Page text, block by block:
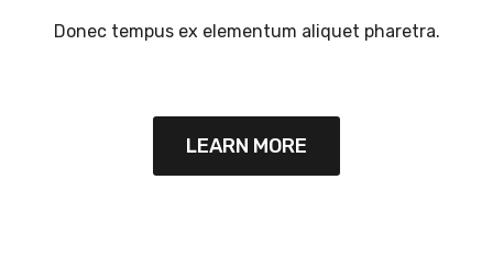
Donec tempus ex elementum aliquet pharetra.
LEARN MORE